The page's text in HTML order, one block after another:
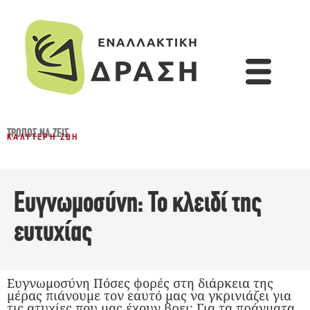
ΤΡΌΠΟΣ ΝΑ ΖΕΙΣ
ΚΑΛΎΤΕΡΗ ΖΩΉ
Ευγνωμοσύνη: Το κλειδί της
ευτυχίας
Ευγνωμοσύνη Πόσες φορές στη διάρκεια της
μέρας πιάνουμε τον εαυτό μας να γκρινιάζει για